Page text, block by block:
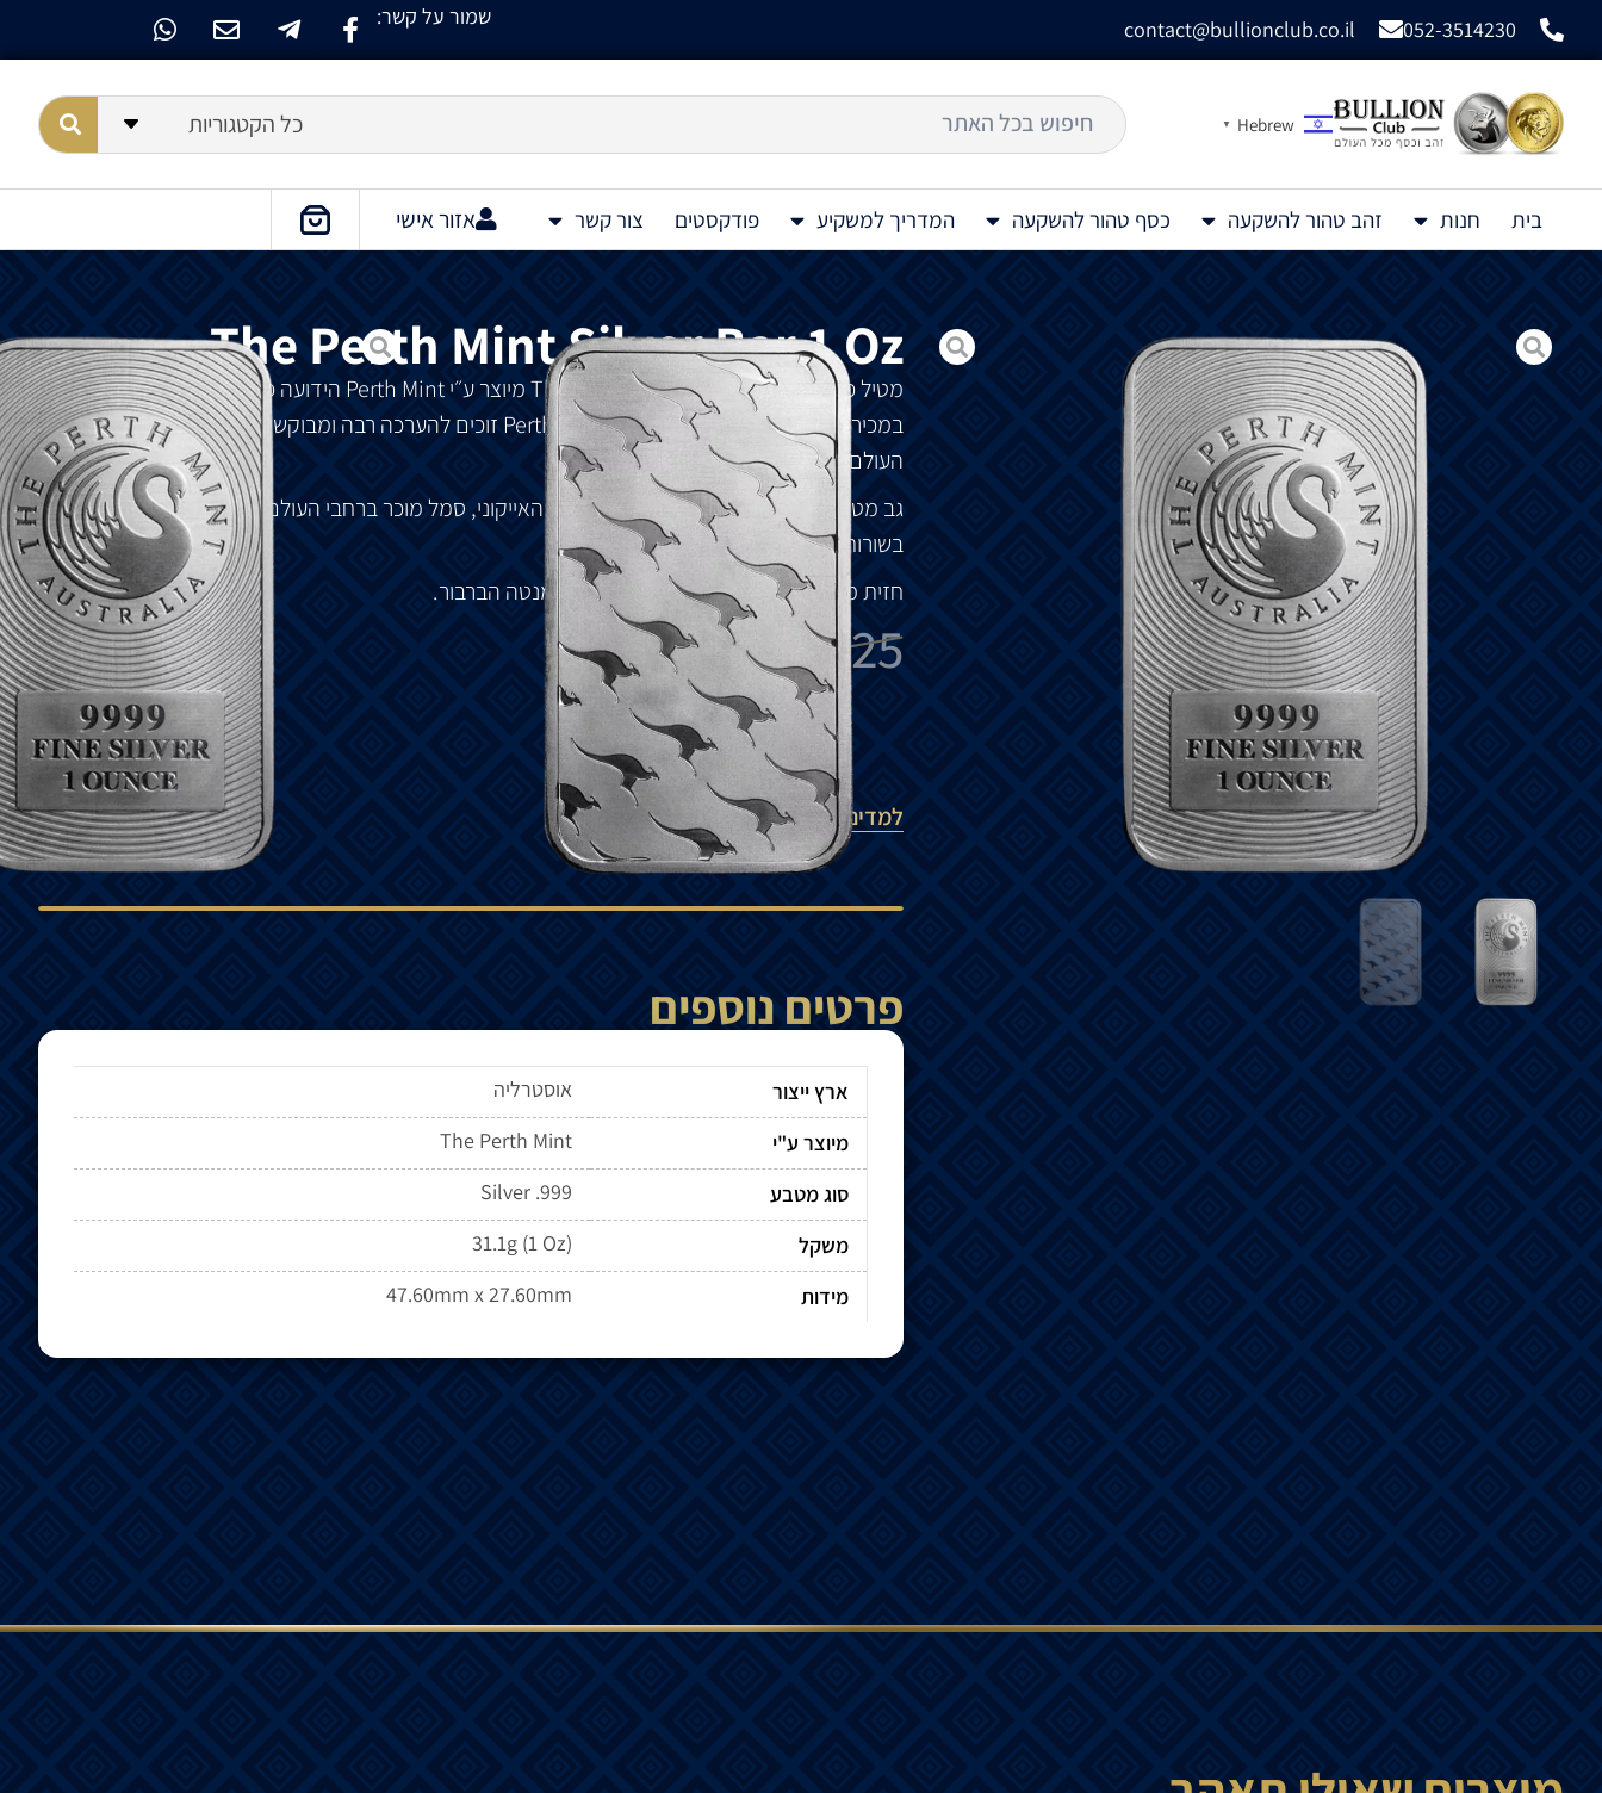
052-3514230
contact@bullionclub.co.il שמור על קשר:
Hebrew
▼ כל הקטגוריות
בית חנות זהב טהור להשקעה כסף טהור להשקעה המדריך למשקיע פודקסטים צור קשר אזור אישי
The Perth Mint Silver Bar 1 Oz
מטילכסף The Perth Mint Silver Bar 1 Oz מיוצרע״י הידועהכמטבעהמובילהעולמית
במכירת
מתכותיקרות .המוצריםשלPerth Mint זוכיםלהערכה רבה ומבוקשיםע״ימשקיעים ברחבי
העולם
גב מטיל מציגאתהקנגורוהאוסטרליהאייקוני, סמלמוכרברחבי העולם .קנגורו אלהמסודרים
בשורות אלכסוניות
חזיתמטילהכסף מציגאתהלוגו פרת 'מנטה הברבור.
425
₪
380
₪
הוספה לסל
למדיניות המשלוחים
פרטים נוספים
ארץ ייצור
אוסטרליה
מיוצר ע"י
The Perth Mint
סוג מטבע
Silver .999
משקל
31.1g (1 Oz)
מידות
47.60mm x 27.60mm